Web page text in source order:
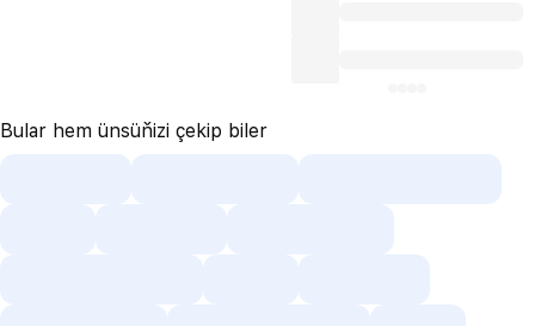
Bular hem ünsüňizi çekip biler